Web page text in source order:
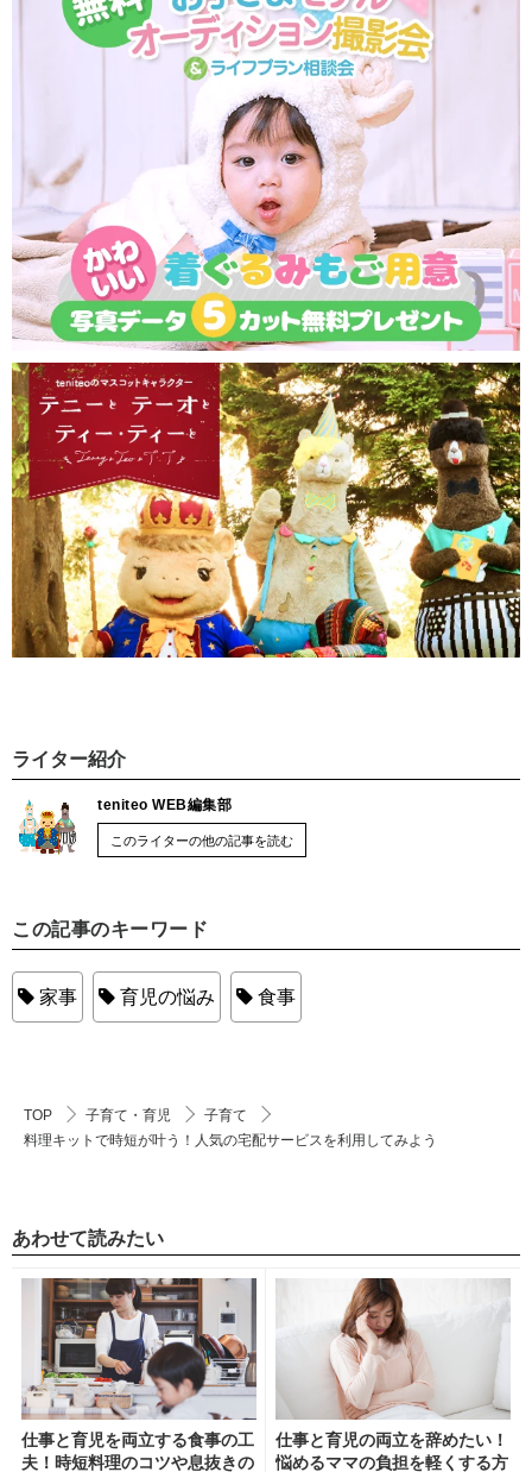
ライター紹介
teniteo WEB編集部
このライターの他の記事を読む
この記事のキーワード
家事 育児の悩み 食事
TOP 子育て・育児
子育て
料理キットで時短が叶う！人気の宅配サービスを利用してみよう
あわせて読みたい
仕事と育児を両立する食事の工
夫！時短料理のコツや息抜きの
仕事と育児の両立を辞めたい！
悩めるママの負担を軽くする方